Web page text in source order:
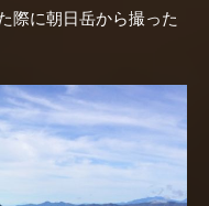
際に朝日岳から撮った